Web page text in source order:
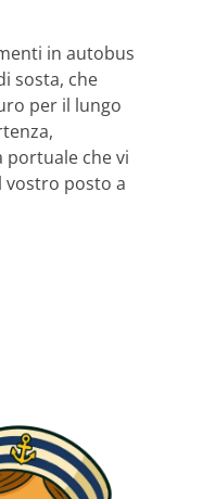
in autobus
sosta, che
per il lungo
portuale che vi
vostro posto a